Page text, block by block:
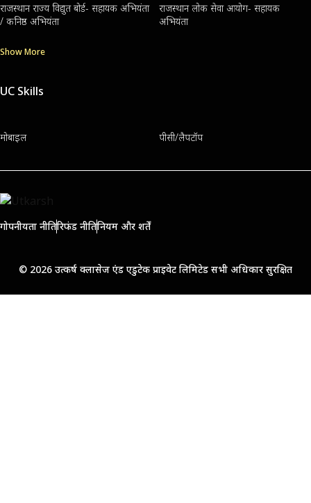
राजस्थान राज्य विद्युत बोर्ड- सहायक अभियंता
/ कनिष्ठ अभियंता
राजस्थान लोक सेवा आयोग- सहायक
अभियंता
Show More
UC Skills
मोबाइल पीसी/लैपटॉप
गोपनीयता नीतिरिफंड नीतिनियम और शर्तें
© 2026 उत्कर्ष क्लासेज एंड एडुटेक प्राइवेट लिमिटेड सभी अधिकार सुरक्षित